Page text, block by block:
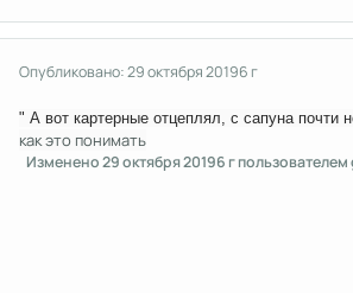
Опубликовано:29 октября 20196 г
" А вот картерные отцеплял, с сапуна почти
как это понимать
Изменено29 октября 20196 г